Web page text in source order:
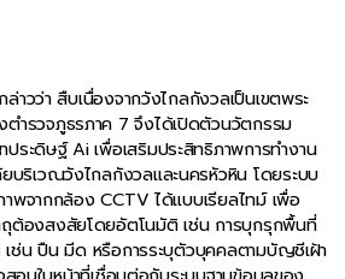
าวว่า สืบเนื่องจากวังไกลกังวลเป็นเขตพระ
ำรวจภูธรภาค 7 จึงได้เปิดตัวนวัตกรรม
ะดิษฐ์ Ai เพื่อเสริมประสิทธิภาพการทำงาน
บริเวณวังไกลกังวลและนครหัวหิน โดยระบบ
าพจากกล้อง CCTV ได้แบบเรียลไทม์ เพื่อ
ต้องสงสัยโดยอัตโนมัติ เช่น การบุกรุกพื้นที่
เช่น ปืน มีด หรือการระบุตัวบุคคลตามบัญชีเฝ้า